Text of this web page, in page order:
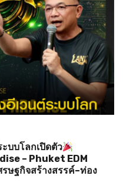
บบโลกเปิดตัว
– Phuket EDM
ษฐกิจสร้างสรรค์–ท่อง